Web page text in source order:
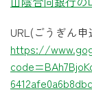
URL(ごうぎん申
https://